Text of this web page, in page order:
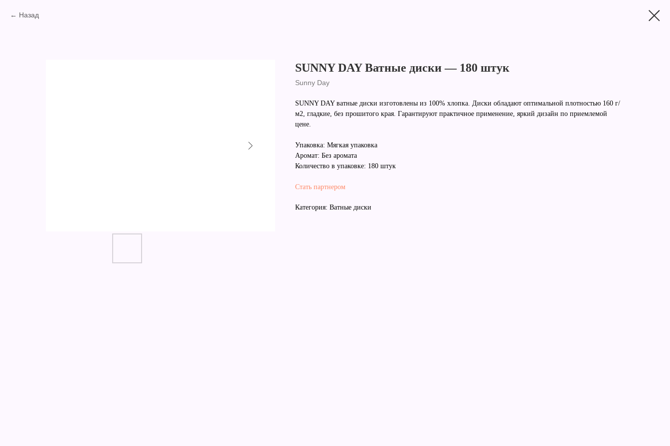
Назад
SUNNY DAY Ватные диски — 180 штук
Sunny Day
SUNNY DAY ватные диски изготовлены из 100% хлопка. Диски обладают оптимальной плотностью 160 г/
м2, гладкие, без прошитого края. Гарантируют практичное применение, яркий дизайн по приемлемой
цене.
Упаковка: Мягкая упаковка
Аромат: Без аромата
Количество в упаковке: 180 штук
Стать партнером
Категория: Ватные диски